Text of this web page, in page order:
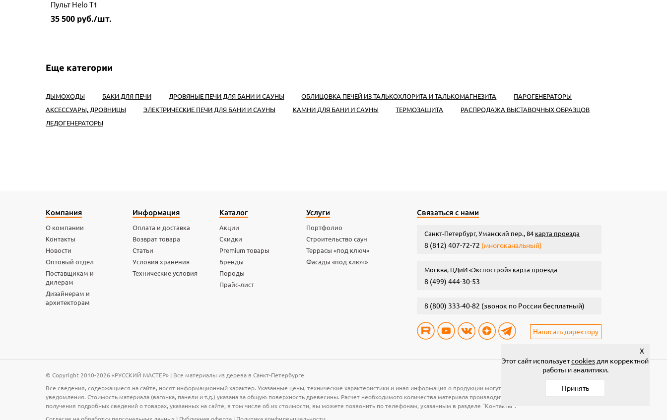
Пульт Helo T1
35 500 руб./шт.
Еще категории
ДЫМОХОДЫ БАКИ ДЛЯ ПЕЧИ ДРОВЯНЫЕ ПЕЧИ ДЛЯ БАНИ И САУНЫ ОБЛИЦОВКА ПЕЧЕЙ ИЗ ТАЛЬКОХЛОРИТА И ТАЛЬКОМАГНЕЗИТА
ПАРОГЕНЕРАТОРЫ
АКСЕССУАРЫ, ДРОВНИЦЫ
ЭЛЕКТРИЧЕСКИЕ ПЕЧИ ДЛЯ БАНИ И САУНЫ КАМНИ ДЛЯ БАНИ И САУНЫ ТЕРМОЗАЩИТА
РАСПРОДАЖА ВЫСТАВОЧНЫХ ОБРАЗЦОВ
ЛЕДОГЕНЕРАТОРЫ
Компания
О компании
Контакты
Новости
Оптовый отдел
Поставщикам и
дилерам
Дизайнерам и
архитекторам
Информация
Оплата и доставка
Возврат товара
Статьи
Условия хранения
Технические условия
Каталог
Акции
Скидки
Premium товары
Бренды
Породы
Прайс-лист
Услуги
Портфолио
Строительство саун
Террасы «под ключ»
Фасады «под ключ»
Связаться с нами
Санкт-Петербург, Уманский пер., 84 карта проезда
8 (812) 407-72-72 (многоканальный)
Москва, ЦДиИ «Экспострой» карта проезда
8 (499) 444-30-53
8 (800) 333-40-82 (звонок по России бесплатный)
Написать директору
© Copyright 2010-2026 «РУССКИЙ МАСТЕР» | Все материалы из дерева в Санкт-Петербурге
Все сведения, содержащиеся на сайте, носят информационный характер. Указанные цены, технические характеристики и иная информация о продукции могут быть изменены без предварительного
уведомления. Стоимость материала (вагонка, панели и т.д.) указана за общую поверхность древесины. Расчет необходимого количества материала производится по рабочей поверхности. Для
получения подробных сведений о товарах, указанных на сайте, в том числе об их стоимости, вы можете позвонить по телефонам, указанным в разделе "Контакты".
X
Этот сайт используетcookies для корректной
работы и аналитики.
Принять